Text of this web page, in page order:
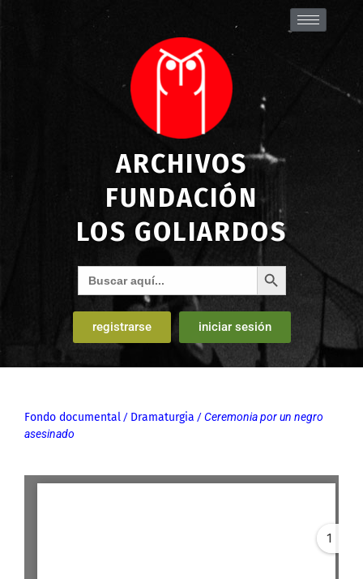
ARCHIVOS
FUNDACIÓN
LOS GOLIARDOS
Buscar: Botón de búsqueda
registrarse iniciar sesión
Fondo documental/ Dramaturgia /Ceremonia por un negro
asesinado
1